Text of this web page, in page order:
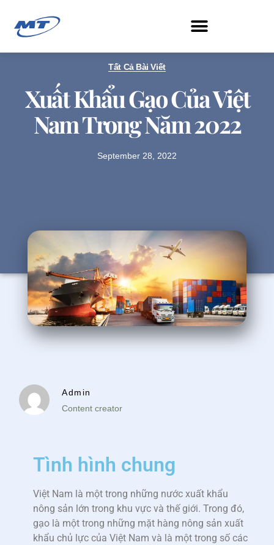
Tất Cả Bài Viết
Xuất Khẩu Gạo Của Việt
Nam Trong Năm 2022
September 28, 2022
Admin
Content creator
Tình hình chung
Việt Nam là một trong những nước xuất khẩu
nông sản lớn trong khu vực và thế giới. Trong đó,
gạo là một trong những mặt hàng nông sản xuất
khẩu chủ lực của Việt Nam và là một trong số các